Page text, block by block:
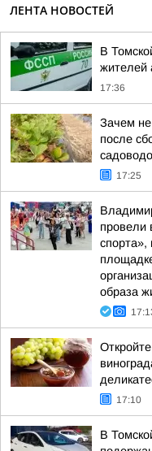
ЛЕНТА НОВОСТЕЙ
В
жителей
17:36
Зачем не
после
17:25
провели
спорта»,
образа
17:10
В